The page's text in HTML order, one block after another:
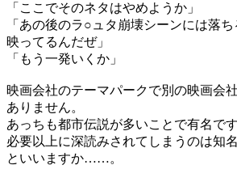
「ここでそのネタはやめようか」
「あの後のラ○ュタ崩壊シーンには落
映ってるんだぜ」
「もう一発いくか」
映画会社のテーマパークで別の映画会
ありません。
あっちも都市伝説が多いことで有名です
必要以上に深読みされてしまうのは知
といいますか……。